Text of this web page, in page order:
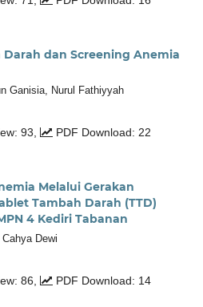
dan Screening Anemia
Ganisia, Nurul Fathiyyah
93, PDF Download: 22
Melalui Gerakan
Tambah Darah (TTD)
4 Kediri Tabanan
Dewi
86, PDF Download: 14